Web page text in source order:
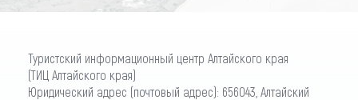
Туристский информационный центр Алтайского края
(ТИЦ Алтайского края)
Юридический адрес (почтовый адрес): 656043, Алтайский